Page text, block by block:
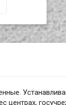
центрах,